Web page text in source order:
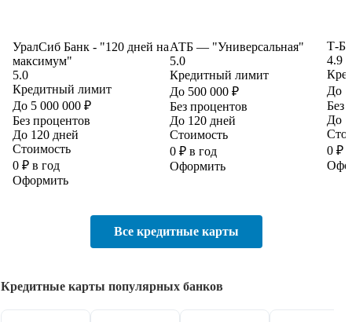
УралСиб Банк - "120 дней на
максимум"
5.0
Кредитный лимит
До 5 000 000 ₽
Без процентов
До 120 дней
Стоимость
0 ₽ в год
Оформить
АТБ — "Универсальная"
5.0
Кредитный лимит
До 500 000 ₽
Без процентов
До 120 дней
Стоимость
0 ₽ в год
Оформить
Т-
4.9
До
Без
До
0 ₽
Все кредитные карты
Кредитные карты популярных банков